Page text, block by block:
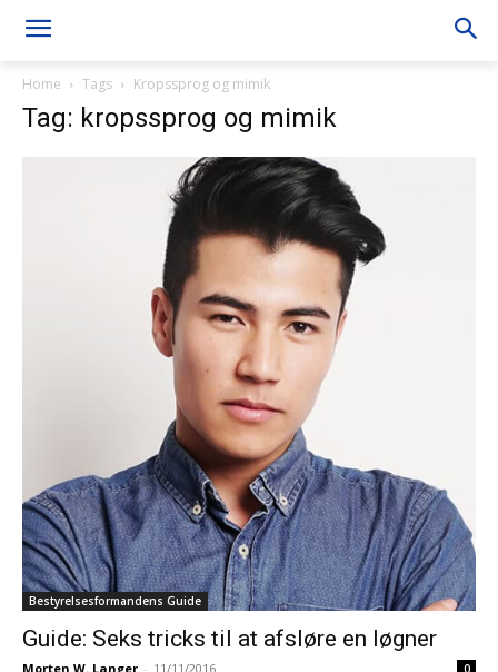
Home Tags Kropssprog og mimik
Tag: kropssprog og mimik
Bestyrelsesformandens Guide
Guide: Seks tricks til at afsløre en løgner
Morten W. Langer - 11/11/2016 0